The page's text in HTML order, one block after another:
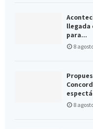
llegada
para...
8
8